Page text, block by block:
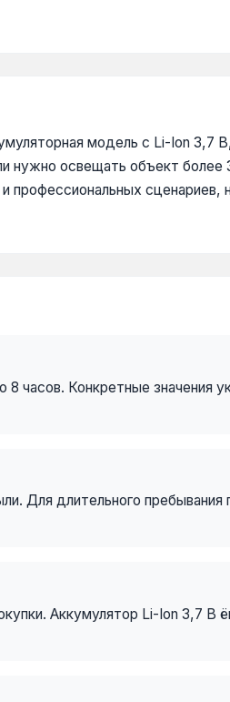
модель с Li-Ion 3,7
нужно освещать объект более
профессиональных
Конкретные значения
Для длительного
Аккумулятор Li-Ion 3,7 В